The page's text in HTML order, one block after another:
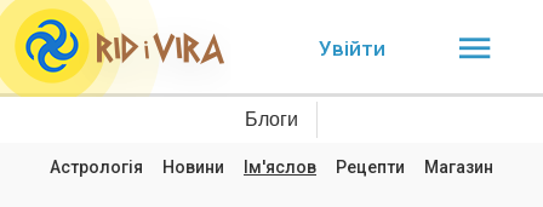
Увійти
Блоги
Астрологія Новини Ім'яслов Рецепти Магазин